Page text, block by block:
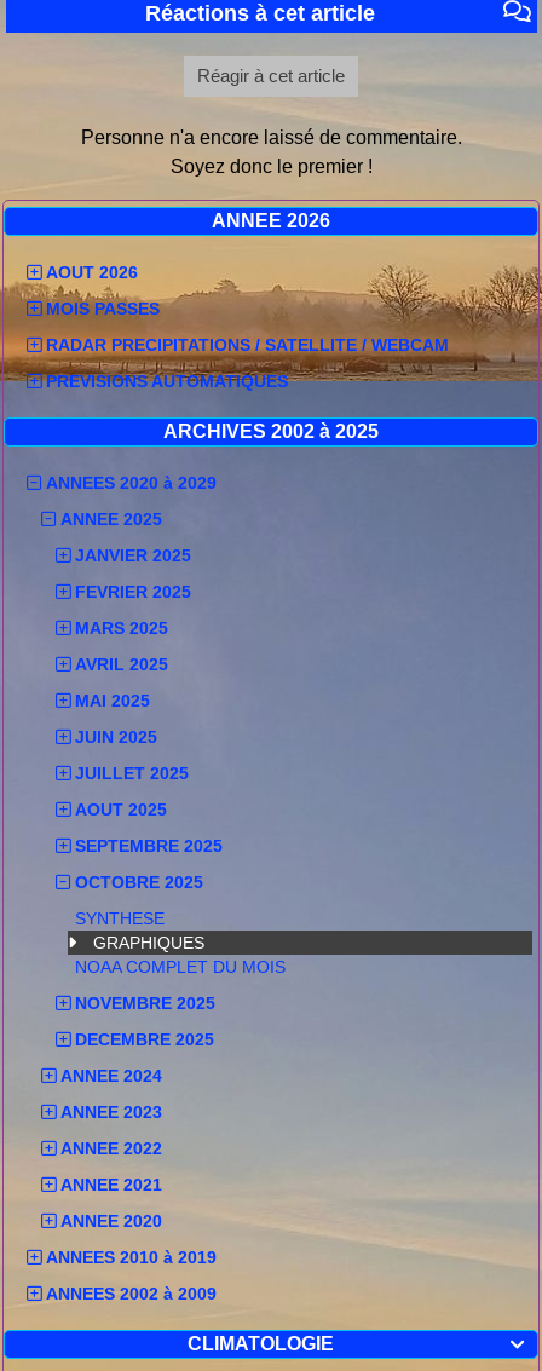
ANNEE 2026
AOUT 2026
MOIS PASSES
RADAR PRECIPITATIONS / SATELLITE / WEBCAM
PREVISIONS AUTOMATIQUES
ARCHIVES 2002 à 2025
ANNEES 2020 à 2029
ANNEE 2025
JANVIER 2025
FEVRIER 2025
MARS 2025
AVRIL 2025
MAI 2025
JUIN 2025
JUILLET 2025
AOUT 2025
SEPTEMBRE 2025
OCTOBRE 2025
SYNTHESE
GRAPHIQUES
NOAA COMPLET DU MOIS
NOVEMBRE 2025
DECEMBRE 2025
ANNEE 2024
ANNEE 2023
ANNEE 2022
ANNEE 2021
ANNEE 2020
ANNEES 2010 à 2019
ANNEES 2002 à 2009

CLIMATOLOGIE
Réactions à cet article
Réagir à cet article
Personne n'a encore laissé de commentaire.
Soyez donc le premier !